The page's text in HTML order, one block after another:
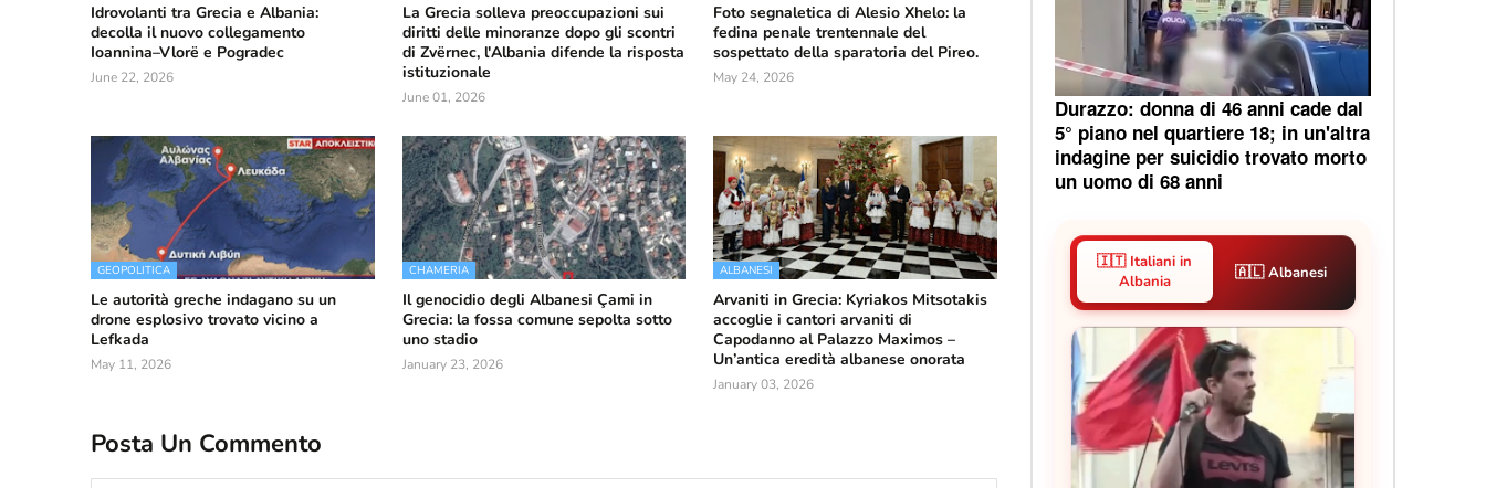
Idrovolanti tra Grecia e Albania:
decolla il nuovo collegamento
Ioannina–Vlorë e Pogradec
June 22, 2026
La Grecia solleva preoccupazioni sui
diritti delle minoranze dopo gli scontri
di Zvërnec, l'Albania difende la risposta
istituzionale
June 01, 2026
Foto segnaletica di Alesio Xhelo: la
fedina penale trentennale del
sospettato della sparatoria del Pireo.
May 24, 2026
GEOPOLITICA
Le autorità greche indagano su un
drone esplosivo trovato vicino a
Lefkada
May 11, 2026
CHAMERIA
Il genocidio degli Albanesi Çami in
Grecia: la fossa comune sepolta sotto
uno stadio
January 23, 2026
ALBANESI
Arvaniti in Grecia: Kyriakos Mitsotakis
accoglie i cantori arvaniti di
Capodanno al Palazzo Maximos –
Un’antica eredità albanese onorata
January 03, 2026
Posta Un Commento
Durazzo: donna di 46 anni cade dal
5° piano nel quartiere 18; in un'altra
indagine per suicidio trovato morto
un uomo di 68 anni
🇮🇹 Italiani in
Albania
🇦🇱 Albanesi